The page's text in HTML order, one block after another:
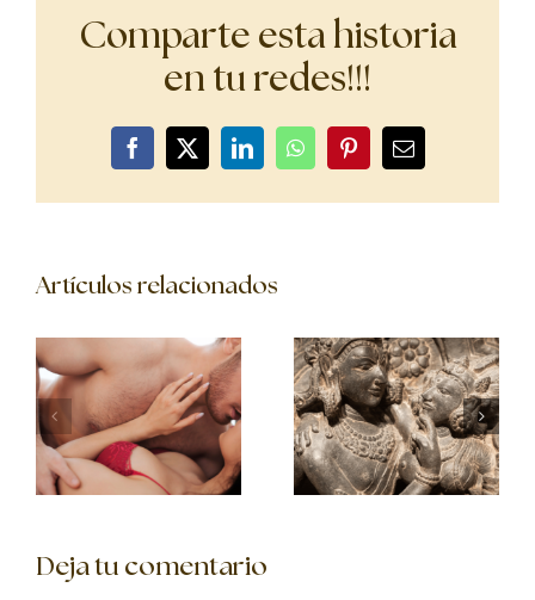
Comparte esta historia
en tu redes!!!
Facebook
X LinkedInWhatsAppPinterestCorreo
Artículos relacionados
Deja tu comentario